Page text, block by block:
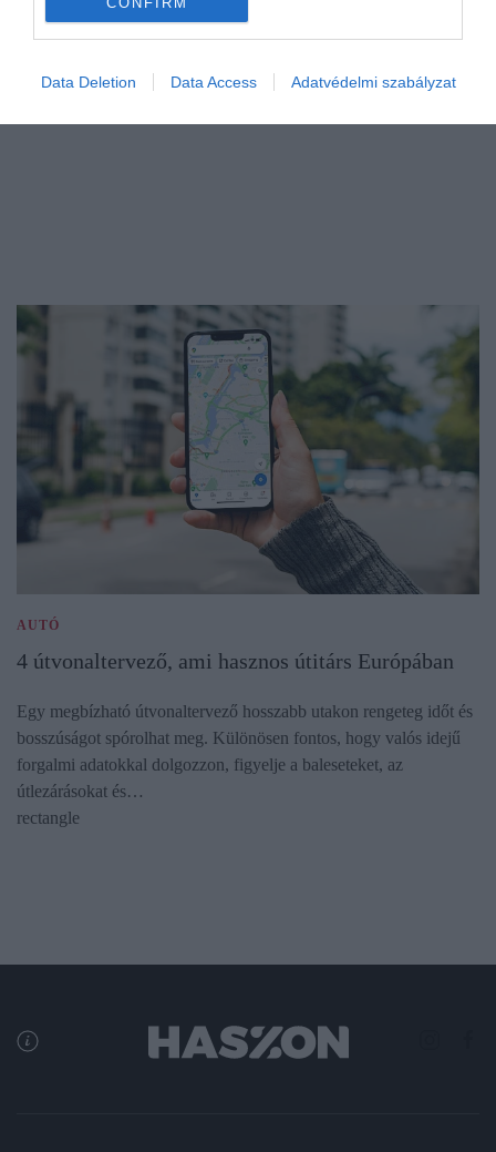
Data Deletion Data Access Adatvédelmi szabályzat
AUTÓ
4 útvonaltervező, ami hasznos útitárs Európában
Egy megbízható útvonaltervező hosszabb utakon rengeteg időt és
bosszúságot spórolhat meg. Különösen fontos, hogy valós idejű
forgalmi adatokkal dolgozzon, figyelje a baleseteket, az
útlezárásokat és…
rectangle